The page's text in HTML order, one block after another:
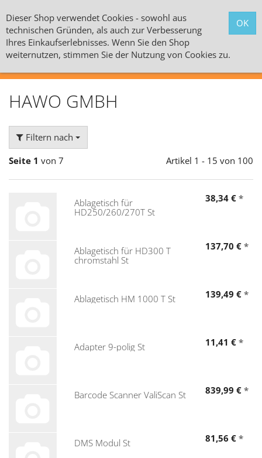
Alle Kategorien
HAWO GMBH
Filtern nach
Seite 1 von 7 Artikel 1 - 15 von 100
Ablagetisch für
HD250/260/270T St
38,34 € *
Ablagetisch für HD300 T
chromstahl St
137,70 € *
Ablagetisch HM 1000 T St 139,49 € *
Adapter 9-polig St 11,41 € *
Barcode Scanner ValiScan St 839,99 € *
DMS Modul St 81,56 € *
Dieser Shop verwendet Cookies - sowohl aus
technischen Gründen, als auch zur Verbesserung
Ihres Einkaufserlebnisses. Wenn Sie den Shop
weiternutzen, stimmen Sie der Nutzung von Cookies zu.